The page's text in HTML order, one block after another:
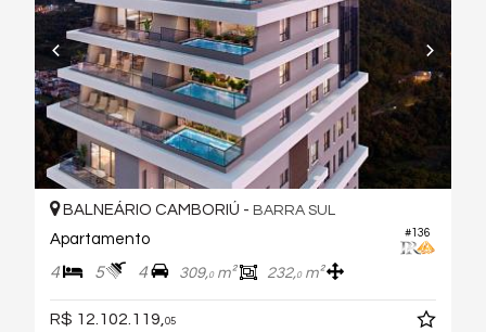
#136
BALNEÁRIO CAMBORIÚ - BARRA SUL
Apartamento
4 5 4 309,0m² 232,0m²
R$ 12.102.119, 05